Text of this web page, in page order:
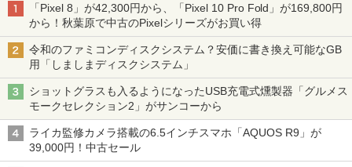
「Pixel 8」が42,300円から、「Pixel 10 Pro Fold」が169,800円
から！秋葉原で中古のPixelシリーズがお買い得
令和のファミコンディスクシステム？安価に書き換え可能なGB
用「しましまディスクシステム」
ショットグラスも入るようになったUSB充電式燻製器「グルメス
モークセレクション2」がサンコーから
ライカ監修カメラ搭載の6.5インチスマホ「AQUOS R9」が
39,000円！中古セール